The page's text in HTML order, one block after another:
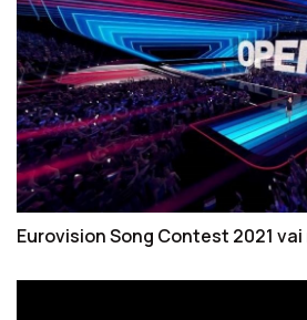
Eurovision Song Contest 2021